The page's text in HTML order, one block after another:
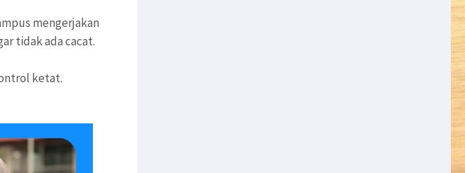
mengerjakan
tidak ada cacat.
ketat.